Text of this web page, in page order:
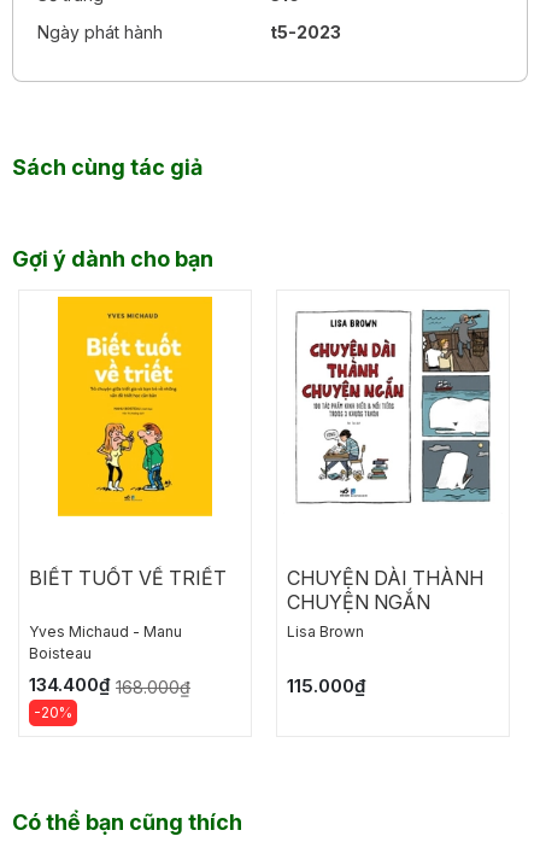
Ngày phát hành
t5-2023
Sách cùng tác giả
Gợi ý dành cho bạn
BIẾT TUỐT VỀ TRIẾT
Yves Michaud - Manu
Boisteau
134.400₫ 168.000₫
-20%
CHUYỆN DÀI THÀNH
CHUYỆN NGẮN
Lisa Brown
115.000₫
Có thể bạn cũng thích